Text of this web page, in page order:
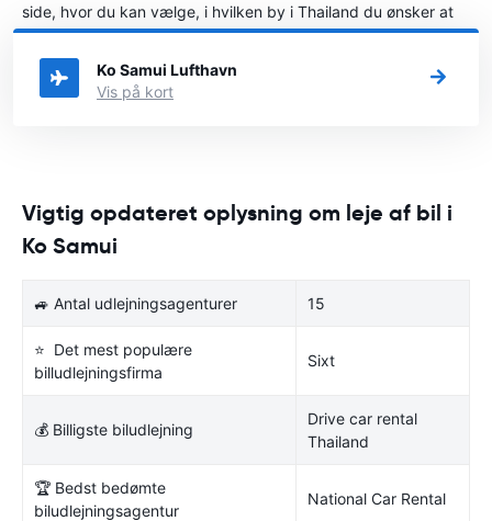
side, hvor du kan vælge, i hvilken by i Thailand du ønsker at
leje en bil.
Ko Samui Lufthavn
Vis på kort
Vigtig opdateret oplysning om leje af bil i
Ko Samui
🚙 Antal udlejningsagenturer 15
⭐ Det mest populære
billudlejningsfirma
Sixt
💰 Billigste biludlejning
Drive car rental
Thailand
🏆 Bedst bedømte
biludlejningsagentur
National Car Rental